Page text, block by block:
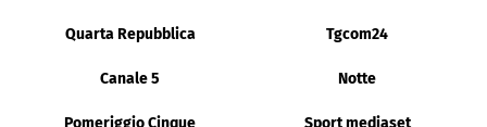
Quarta Repubblica Tgcom24
Canale 5 Notte
Pomeriggio Cinque Sport mediaset